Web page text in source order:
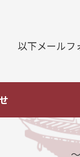
以下メールフ